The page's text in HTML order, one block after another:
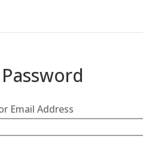
Email Address